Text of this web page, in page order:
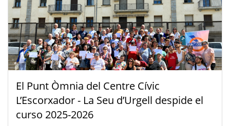
El Punt Òmnia del Centre Cívic
L’Escorxador - La Seu d’Urgell despide el
curso 2025-2026